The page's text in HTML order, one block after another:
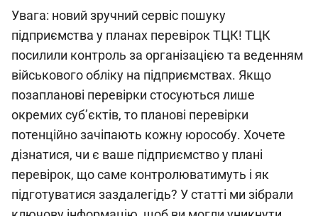
Увага: новий зручний сервіс пошуку
підприємства у планах перевірок ТЦК! ТЦК
посилили контроль за організацією та веденням
військового обліку на підприємствах. Якщо
позапланові перевірки стосуються лише
окремих суб’єктів, то планові перевірки
потенційно зачіпають кожну юрособу. Хочете
дізнатися, чи є ваше підприємство у плані
перевірок, що саме контролюватимуть і як
підготуватися заздалегідь? У статті ми зібрали